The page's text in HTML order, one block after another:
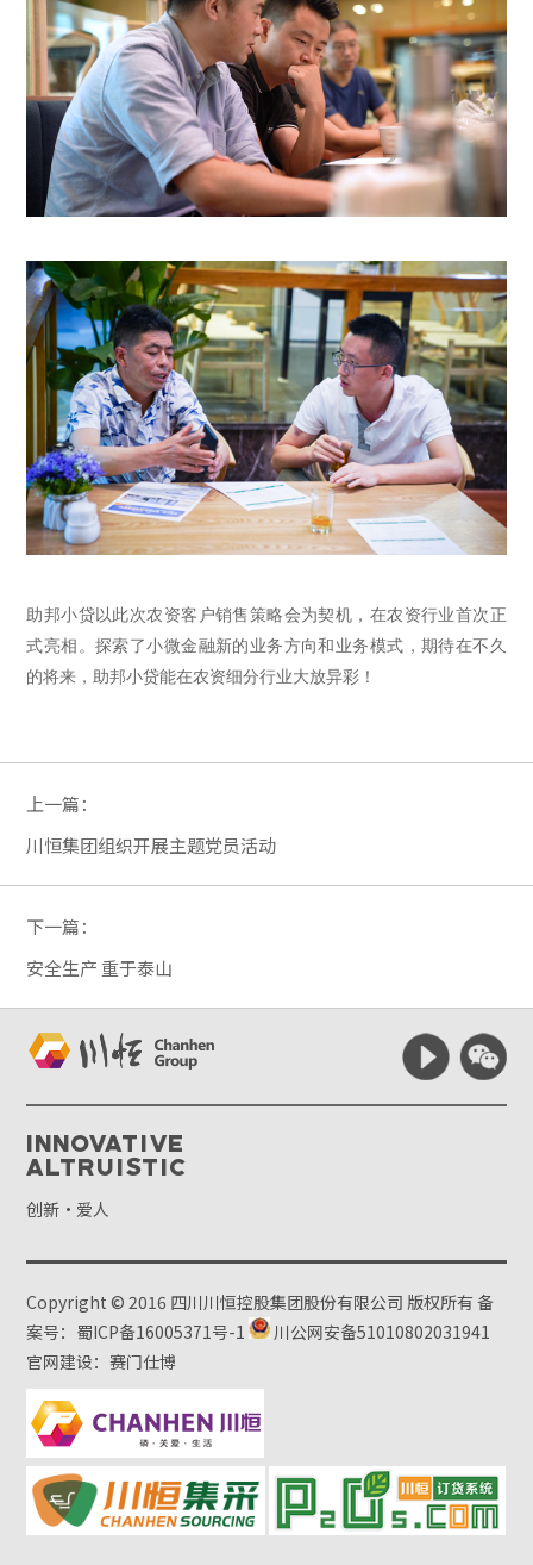
助邦小贷以此次农资客户销售 策略会为契机 ， 在农资行业首次正
式亮相 。探索了小微金融新的业务方向和业务模式，期待在不久
的将来 ， 助邦小贷能在农资细分行业大放异彩！
上一篇：
川恒集团组织开展主题党员活动
下一篇：
安全生产 重于泰山
Innovative
Altruistic
创新·爱人
Copyright © 2016 四川川恒控股集团股份有限公司 版权所有备
案号：蜀ICP备16005371号-1
川公网安备51010802031941
官网建设：赛门仕博